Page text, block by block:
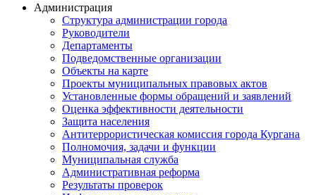
Администрация
Структура администрации города
Руководители
Департаменты
Подведомственные организации
Объекты на карте
Проекты муниципальных правовых актов
Установленные формы обращений и заявлений
Оценка эффективности деятельности
Защита населения
Антитеррористическая комиссия города Кургана
Полномочия, задачи и функции
Муниципальная служба
Административная реформа
Результаты проверок